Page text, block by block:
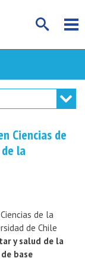
Ciencias de
la
de la
de Chile
y salud de la
base